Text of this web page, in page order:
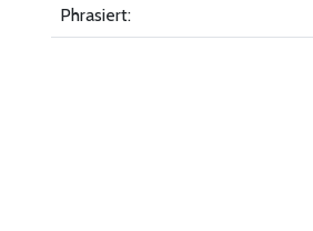
Phrasiert: